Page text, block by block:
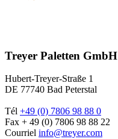
Treyer Paletten GmbH
Hubert-Treyer-Straße 1
DE 77740 Bad Peterstal
Tél +49 (0) 7806 98 88 0
Fax + 49 (0) 7806 98 88 22
Courriel info@treyer.com